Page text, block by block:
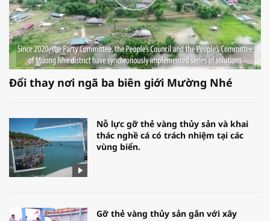
Đổi thay nơi ngã ba biên giới Mường Nhé
Nỗ lực gỡ thẻ vàng thủy sản và khai
thác nghề cá có trách nhiệm tại các
vùng biển.
Gỡ thẻ vàng thủy sản gắn với xây